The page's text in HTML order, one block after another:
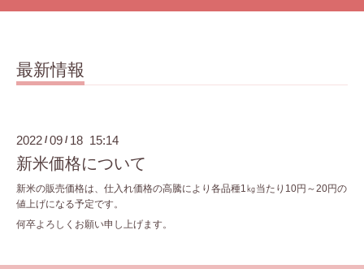
最新情報
2022 /09 / 18 15:14
新米価格について
新米の販売価格は、仕入れ価格の高騰により各品種1㎏当たり10円～20円の
値上げになる予定です。
何卒よろしくお願い申し上げます。